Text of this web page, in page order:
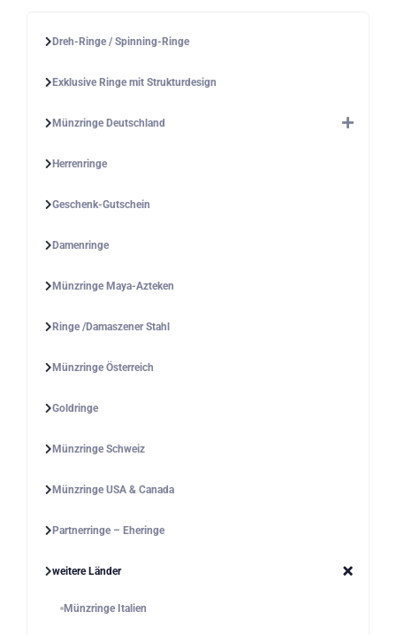
Dreh-Ringe / Spinning-Ringe
Exklusive Ringe mit Strukturdesign
Münzringe Deutschland
Herrenringe
Geschenk-Gutschein
Damenringe
Münzringe Maya-Azteken
Ringe /Damaszener Stahl
Münzringe Österreich
Goldringe
Münzringe Schweiz
Münzringe USA & Canada
Partnerringe – Eheringe
weitere Länder
Münzringe Italien